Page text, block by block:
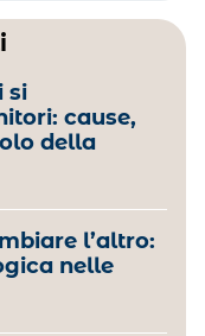
si
cause,
della
l’altro:
nelle